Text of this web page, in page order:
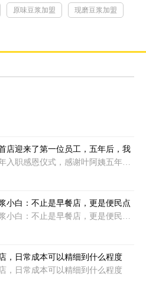
原味豆浆加盟 现磨豆浆加盟
店迎来了第一位员工，五年后，我
特别的仪式……感恩有你，一路前
浆小白门店五周年入职感恩仪式，感谢叶阿姨五年的付出，未来浆小白将继续一路同行！
小白：不止是早餐店，更是便民点
作为社区配套的浆小白：不止是早餐店，更是便民点位
，日常成本可以精细到什么程度
，日常成本可以精细到什么程度